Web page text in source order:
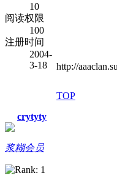
10
阅读权限
100
注册时间
2004-
3-18
http://
TOP
crytyty
浆糊会员